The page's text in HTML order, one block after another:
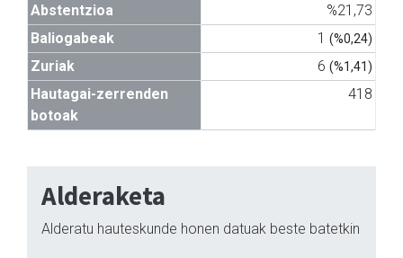
Abstentzioa
%21,73
Baliogabeak
1 (%0,24)
Zuriak 6 (%1,41)
Hautagai-zerrenden
botoak
418
Alderaketa
Alderatu hauteskunde honen datuak beste batetkin